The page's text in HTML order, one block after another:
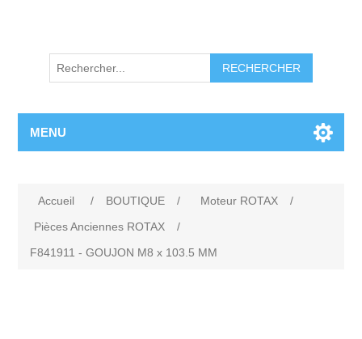
RECHERCHER
MENU
Accueil / BOUTIQUE / Moteur ROTAX
/
Pièces Anciennes ROTAX
/
F841911 - GOUJON M8 x 103.5 MM